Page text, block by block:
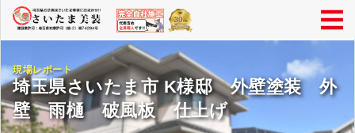
現場レポート
埼玉県さいたま市 K様邸 外壁塗装 外
壁 雨樋 破風板 仕上げ